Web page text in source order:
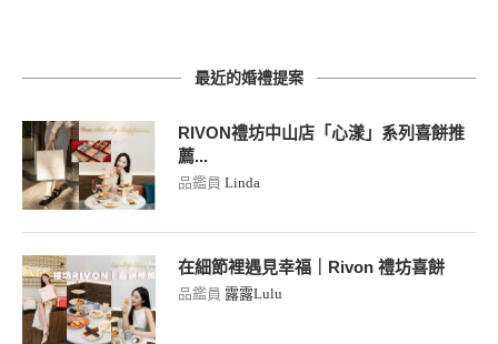
最近的婚禮提案
RIVON禮坊中山店「心漾」系列喜餅推
薦...
品鑑員 Linda
在細節裡遇見幸福｜Rivon 禮坊喜餅
品鑑員 露露Lulu